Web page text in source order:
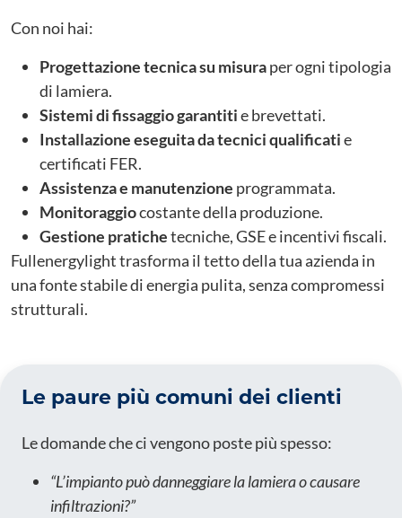
Con noi hai:
Progettazione tecnica su misuraper ogni tipologia
di lamiera.
Sistemi di fissaggio garantitie brevettati.
Installazione eseguita da tecnici qualificatie
certificati FER.
Assistenza e manutenzione programmata.
Monitoraggiocostante della produzione.
Gestione pratichetecniche, GSE e incentivi fiscali.
Fullenergylight trasforma il tetto della tua azienda in
una fonte stabile di energia pulita, senza compromessi
strutturali.
Le paure più comuni dei clienti
Le domande che ci vengono poste più spesso:
“L’impianto può danneggiare la lamiera o causare
infiltrazioni?”